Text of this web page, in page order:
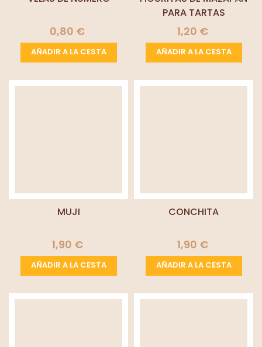
0,80 €
AÑADIR A LA CESTA
PARA TARTAS
1,20 €
AÑADIR A LA CESTA
MUJI
1,90 €
AÑADIR A LA CESTA
CONCHITA
1,90 €
AÑADIR A LA CESTA